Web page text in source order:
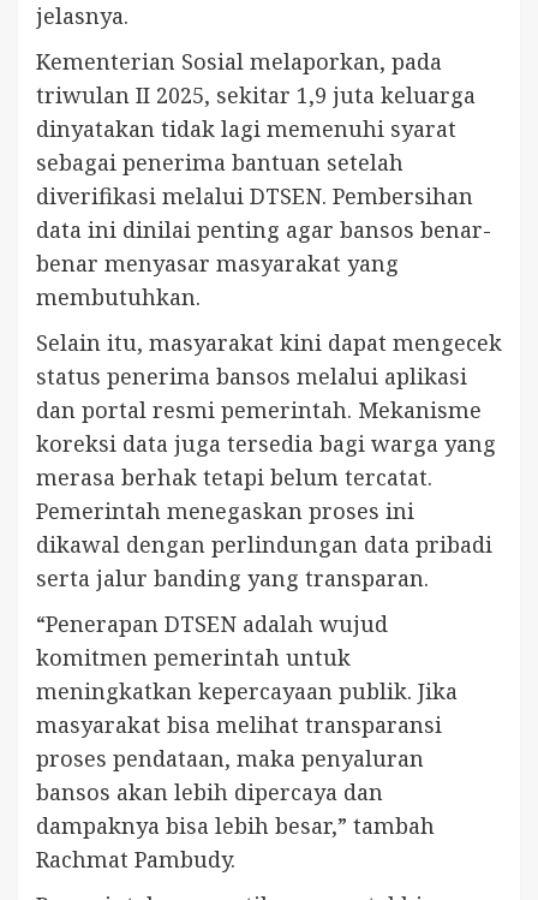
jelasnya.
Kementerian Sosial melaporkan, pada
triwulan II 2025, sekitar 1,9 juta keluarga
dinyatakan tidak lagi memenuhi syarat
sebagai penerima bantuan setelah
diverifikasi melalui DTSEN. Pembersihan
data ini dinilai penting agar bansos benar-
benar menyasar masyarakat yang
membutuhkan.
Selain itu, masyarakat kini dapat mengecek
status penerima bansos melalui aplikasi
dan portal resmi pemerintah. Mekanisme
koreksi data juga tersedia bagi warga yang
merasa berhak tetapi belum tercatat.
Pemerintah menegaskan proses ini
dikawal dengan perlindungan data pribadi
serta jalur banding yang transparan.
“Penerapan DTSEN adalah wujud
komitmen pemerintah untuk
meningkatkan kepercayaan publik. Jika
masyarakat bisa melihat transparansi
proses pendataan, maka penyaluran
bansos akan lebih dipercaya dan
dampaknya bisa lebih besar,” tambah
Rachmat Pambudy.